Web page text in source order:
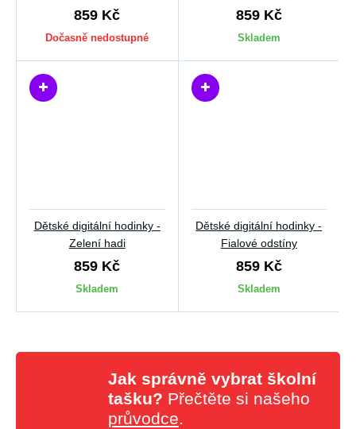
859 Kč
Dočasně nedostupné
859 Kč
Skladem
Dětské digitální hodinky -
Zelení hadi
859 Kč
Skladem
Dětské digitální hodinky -
Fialové odstíny
859 Kč
Skladem
Jak správně vybrat školní
tašku? Přečtěte si našeho
průvodce.